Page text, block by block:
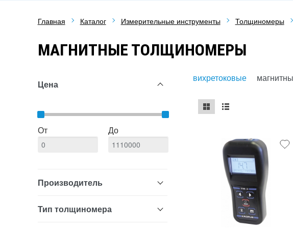
Главная Каталог Измерительные инструменты Толщиномеры
МАГНИТНЫЕ ТОЛЩИНОМЕРЫ
Цена
От До
Производитель
Тип толщиномера
вихретоковые